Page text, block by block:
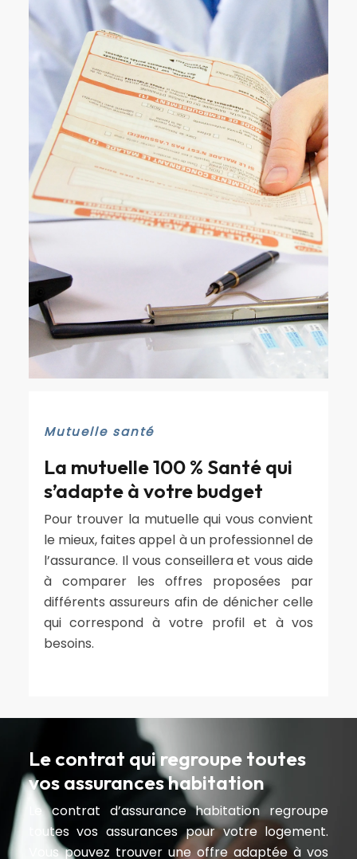
Mutuelle santé
La mutuelle 100 % Santé qui
s’adapte à votre budget
Pour trouver la mutuelle qui vous convient
le mieux, faites appel à un professionnel de
l’assurance. Il vous conseillera et vous aide
à comparer les offres proposées par
différents assureurs afin de dénicher celle
qui correspond à votre profil et à vos
besoins.
Le contrat qui regroupe toutes
vos assurances habitation
Le contrat d’assurance habitation regroupe
toutes vos assurances pour votre logement.
Vous pouvez trouver une offre adaptée à vos